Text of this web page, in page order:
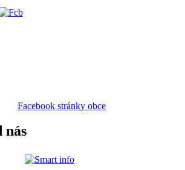
Facebook stránky obce
nás